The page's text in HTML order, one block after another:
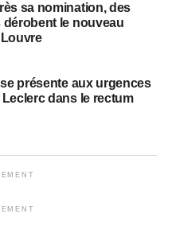
sa nomination, des
le nouveau
présente aux urgences
dans le rectum